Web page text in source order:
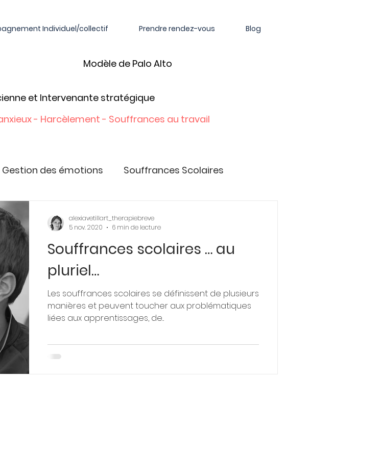
Individuel/collectif Prendre rendez-vous Blog
Modèle de Palo Alto
- Harcèlement - Souffrances au travail
et Intervenante stratégique
Gestion des émotions Souffrances Scolaires
travail
Assertivité et Parentalité Education & Parentalité
Souffrances scolaires … au
pluriel…
Les souffrances scolaires se définissent de plusieurs
manières et peuvent toucher aux problématiques
liées aux apprentissages, de...
alexiavetillart_therapiebreve
5 nov. 2020
6 min de lecture